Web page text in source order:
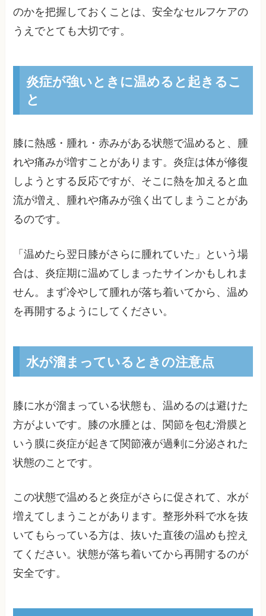
のかを把握しておくことは、安全なセルフケアの
うえでとても大切です。
炎症が強いときに温めると起きるこ
と
膝に熱感・腫れ・赤みがある状態で温めると、腫
れや痛みが増すことがあります。炎症は体が修復
しようとする反応ですが、そこに熱を加えると血
流が増え、腫れや痛みが強く出てしまうことがあ
るのです。
「温めたら翌日膝がさらに腫れていた」という場
合は、炎症期に温めてしまったサインかもしれま
せん。まず冷やして腫れが落ち着いてから、温め
を再開するようにしてください。
水が溜まっているときの注意点
膝に水が溜まっている状態も、温めるのは避けた
方がよいです。膝の水腫とは、関節を包む滑膜と
いう膜に炎症が起きて関節液が過剰に分泌された
状態のことです。
この状態で温めると炎症がさらに促されて、水が
増えてしまうことがあります。整形外科で水を抜
いてもらっている方は、抜いた直後の温めも控え
てください。状態が落ち着いてから再開するのが
安全です。